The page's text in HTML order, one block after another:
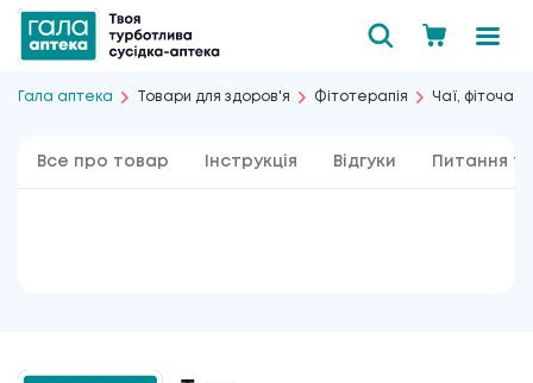
Гала аптека Товари для здоров'я Фітотерапія Чаї, фіточаї
Все про товар Інструкція Відгуки Питання та